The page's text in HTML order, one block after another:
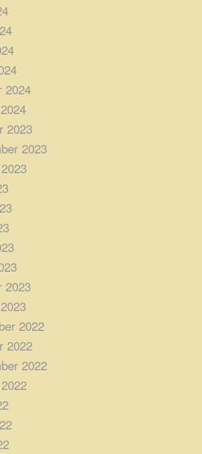
2024
2023
2023
2023
2022
2022
2022